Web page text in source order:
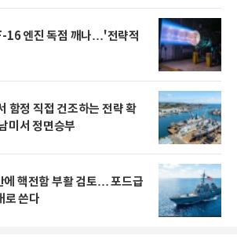
16 엔진 독점 깨나…'전략적
함정 직접 건조하는 전략 확
미서 정면승부
핵전함 부활 검토… 포드급
로 쓴다